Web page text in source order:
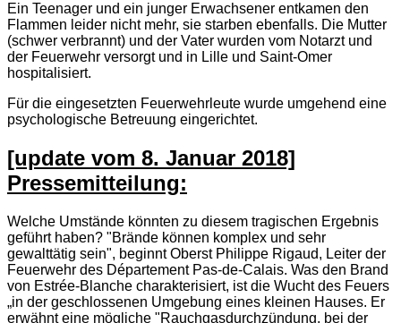
Ein Teenager und ein junger Erwachsener entkamen den
Flammen leider nicht mehr, sie starben ebenfalls. Die Mutter
(schwer verbrannt) und der Vater wurden vom Notarzt und
der Feuerwehr versorgt und in Lille und Saint-Omer
hospitalisiert.
Für die eingesetzten Feuerwehrleute wurde umgehend eine
psychologische Betreuung eingerichtet.
[update vom 8. Januar 2018]
Pressemitteilung:
Welche Umstände könnten zu diesem tragischen Ergebnis
geführt haben? "Brände können komplex und sehr
gewalttätig sein", beginnt Oberst Philippe Rigaud, Leiter der
Feuerwehr des Département Pas-de-Calais. Was den Brand
von Estrée-Blanche charakterisiert, ist die Wucht des Feuers
„in der geschlossenen Umgebung eines kleinen Hauses. Er
erwähnt eine mögliche "Rauchgasdurchzündung, bei der